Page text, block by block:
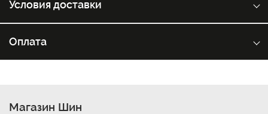
Условия доставки
Оплата
Магазин Шин